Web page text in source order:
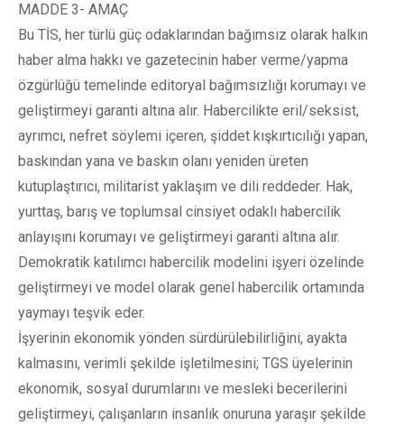
MADDE 3- AMAÇ
Bu TİS, her türlü güç odaklarından bağımsız olarak halkın
haber alma hakkı ve gazetecinin haber verme/yapma
özgürlüğü temelinde editoryal bağımsızlığı korumayı ve
geliştirmeyi garanti altına alır. Habercilikte eril/seksist,
ayrımcı, nefret söylemi içeren, şiddet kışkırtıcılığı yapan,
baskından yana ve baskın olanı yeniden üreten
kutuplaştırıcı, militarist yaklaşım ve dili reddeder. Hak,
yurttaş, barış ve toplumsal cinsiyet odaklı habercilik
anlayışını korumayı ve geliştirmeyi garanti altına alır.
Demokratik katılımcı habercilik modelini işyeri özelinde
geliştirmeyi ve model olarak genel habercilik ortamında
yaymayı teşvik eder.
İşyerinin ekonomik yönden sürdürülebilirliğini, ayakta
kalmasını, verimli şekilde işletilmesini; TGS üyelerinin
ekonomik, sosyal durumlarını ve mesleki becerilerini
geliştirmeyi, çalışanların insanlık onuruna yaraşır şekilde